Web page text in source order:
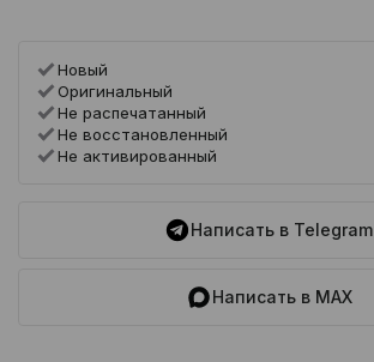
Новый
Оригинальный
Не распечатанный
Не восстановленный
Не активированный
Написать в Telegram
Написать в MAX